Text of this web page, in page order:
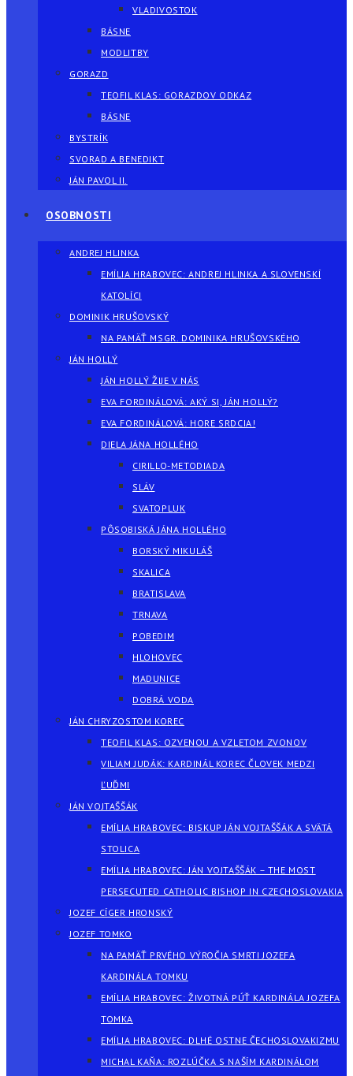
VLADIVOSTOK
BÁSNE
MODLITBY
GORAZD
TEOFIL KLAS: GORAZDOV ODKAZ
BÁSNE
BYSTRÍK
SVORAD A BENEDIKT
JÁN PAVOL II.
OSOBNOSTI
ANDREJ HLINKA
EMÍLIA HRABOVEC: ANDREJ HLINKA A SLOVENSKÍ
KATOLÍCI
DOMINIK HRUŠOVSKÝ
NA PAMÄŤ MSGR. DOMINIKA HRUŠOVSKÉHO
JÁN HOLLÝ
JÁN HOLLÝ ŽIJE V NÁS
EVA FORDINÁLOVÁ: AKÝ SI, JÁN HOLLÝ?
EVA FORDINÁLOVÁ: HORE SRDCIA!
DIELA JÁNA HOLLÉHO
CIRILLO-METODIADA
SLÁV
SVATOPLUK
PÔSOBISKÁ JÁNA HOLLÉHO
BORSKÝ MIKULÁŠ
SKALICA
BRATISLAVA
TRNAVA
POBEDIM
HLOHOVEC
MADUNICE
DOBRÁ VODA
JÁN CHRYZOSTOM KOREC
TEOFIL KLAS: OZVENOU A VZLETOM ZVONOV
VILIAM JUDÁK: KARDINÁL KOREC ČLOVEK MEDZI
ĽUĎMI
JÁN VOJTAŠŠÁK
EMÍLIA HRABOVEC: BISKUP JÁN VOJTAŠŠÁK A SVÄTÁ
STOLICA
EMÍLIA HRABOVEC: JÁN VOJTAŠŠÁK – THE MOST
PERSECUTED CATHOLIC BISHOP IN CZECHOSLOVAKIA
JOZEF CÍGER HRONSKÝ
JOZEF TOMKO
NA PAMÄŤ PRVÉHO VÝROČIA SMRTI JOZEFA
KARDINÁLA TOMKU
EMÍLIA HRABOVEC: ŽIVOTNÁ PÚŤ KARDINÁLA JOZEFA
TOMKA
EMÍLIA HRABOVEC: DLHÉ OSTNE ČECHOSLOVAKIZMU
MICHAL KAŇA: ROZLÚČKA S NAŠÍM KARDINÁLOM